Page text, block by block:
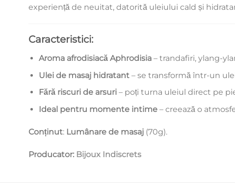
experiență de neuitat, datorită uleiului cald și
Caracteristici:
Aroma afrodisiacă Aphrodisia– trandafiri, ylang-
Ulei de masaj hidratant– se transformă într-un
Fără riscuri de arsuri– poți turna uleiul direct pe
Ideal pentru momente intime– creează o
Conținut: Lumânare de masaj (70g).
Producator: Bijoux Indiscrets